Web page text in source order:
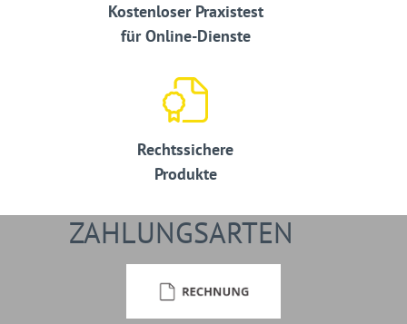
Kostenloser Praxistest
für Online-Dienste
Rechtssichere
Produkte
ZAHLUNGSARTEN